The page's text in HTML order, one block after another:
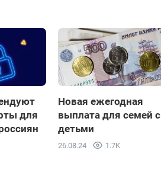
для
Новая ежегодная
выплата для семей с
детьми
26.08.24 1.7K